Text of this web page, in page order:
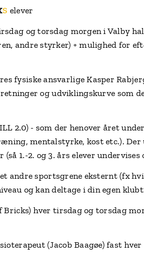
S elever
og torsdag morgen i Valby
andre styrker) + mulighed for
fysiske ansvarlige Kasper
og udviklingskurve som
2.0) - som der henover året
mentalstyrke, kost etc.). Der
1.-2. og 3. års elever undervises
sportsgrene eksternt (fx
og kan deltage i din egen
Bricks) hver tirsdag og torsdag
(Jacob Baagøe) fast